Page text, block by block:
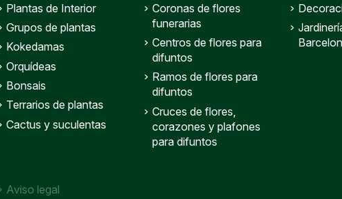
Plantas de Interior
Grupos de plantas
Kokedamas
Orquídeas
Bonsais
Terrarios de plantas
Cactus y suculentas
Coronas de flores
funerarias
Centros de flores para
difuntos
Ramos de flores para
difuntos
Cruces de flores,
corazones y plafones
para difuntos
Aviso legal